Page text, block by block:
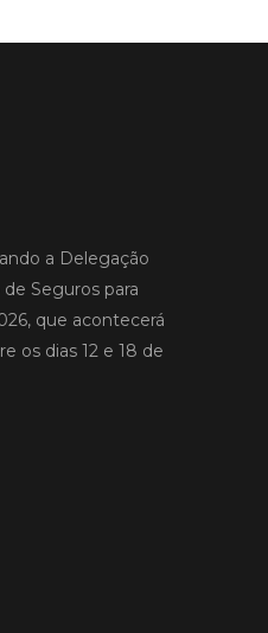
a Delegação
Seguros para
que acontecerá
os dias 12 e 18 de